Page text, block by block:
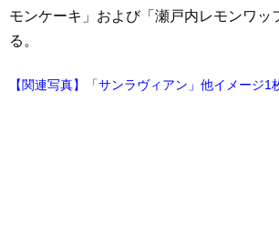
モンケーキ」および「瀬戸内レモンワッ
る。
【関連写真】「サンラヴィアン」他イメージ1